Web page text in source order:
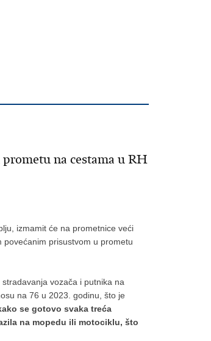
na cestama u RH
izmamit će na prometnice veći
povećanim prisustvom u prometu
vozača i putnika na
na 76 u 2023. godinu, što je
se gotovo svaka treća
na mopedu ili motociklu, što